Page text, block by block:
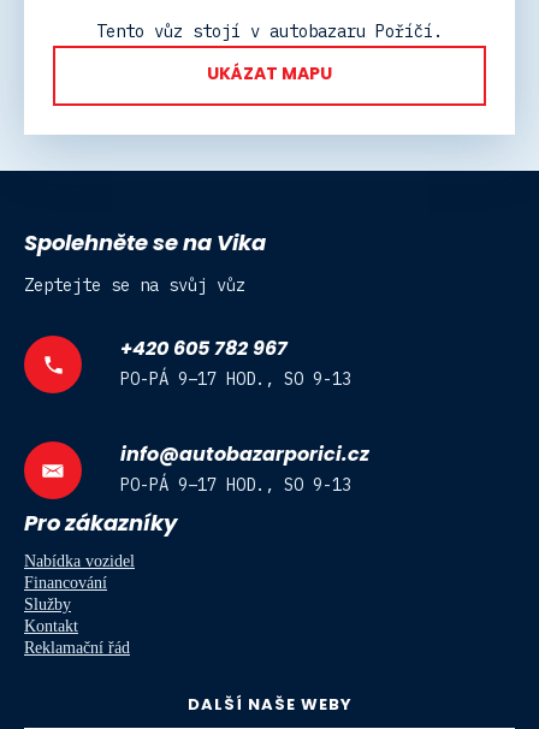
Tento vůz stojí v autobazaru Poříčí.
UKÁZAT MAPU
Spolehněte se na Vika
Zeptejte se na svůj vůz
+420 605 782 967
PO-PÁ 9–17 HOD., SO 9-13
info@autobazarporici.cz
PO-PÁ 9–17 HOD., SO 9-13
Pro zákazníky
Nabídka vozidel
Financování
Služby
Kontakt
Reklamační řád
DALŠÍ NAŠE WEBY